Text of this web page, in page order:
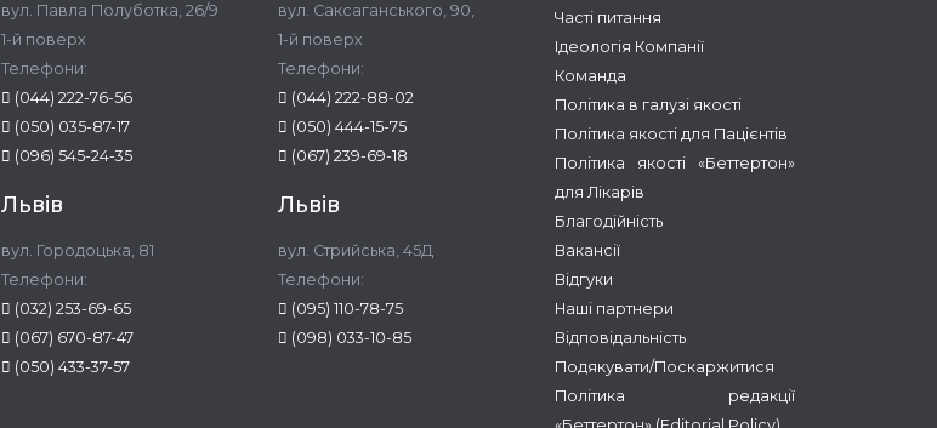
вул. Павла Полуботка, 26/9
1-й поверх
Телефони:
(044) 222-76-56
(050) 035-87-17
(096) 545-24-35
вул. Саксаганського, 90,
1-й поверх
Телефони:
(044) 222-88-02
(050) 444-15-75
(067) 239-69-18
Львів
вул. Городоцька, 81
Телефони:
(032) 253-69-65
(067) 670-87-47
(050) 433-37-57
Львів
вул. Стрийська, 45Д
Телефони:
(095) 110-78-75
(098) 033-10-85
Часті питання
Ідеологія Компанії
Команда
Політика в галузі якості
Політика якості для Пацієнтів
Політика якості «Беттертон»
для Лікарів
Благодійність
Вакансії
Відгуки
Наші партнери
Відповідальність
Подякувати/Поскаржитися
Політика редакції